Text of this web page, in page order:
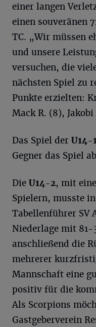
einer langen
einen souveränen
TC. „Wir müssen
und unsere
versuchen, die
nächsten Spiel zu
Punkte erzielten:
Mack R. (8), Jakobi
Das Spiel der U14-
Gegner das Spiel
Die U14-2, mit
Spielern, musste
Tabellenführer SV
Niederlage mit 81-
anschließend die
mehrerer
Mannschaft eine
positiv für die
Als Scorpions
Gastgeberverein